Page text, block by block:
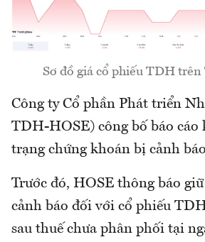
Sơ đồ giá cổ phiếu TDH
Công ty Cổ phần Phát triển
TDH-HOSE) công bố báo cáo
trạng chứng khoán bị cảnh
Trước đó, HOSE thông báo
cảnh báo đối với cổ phiếu
sau thuế chưa phân phối tại